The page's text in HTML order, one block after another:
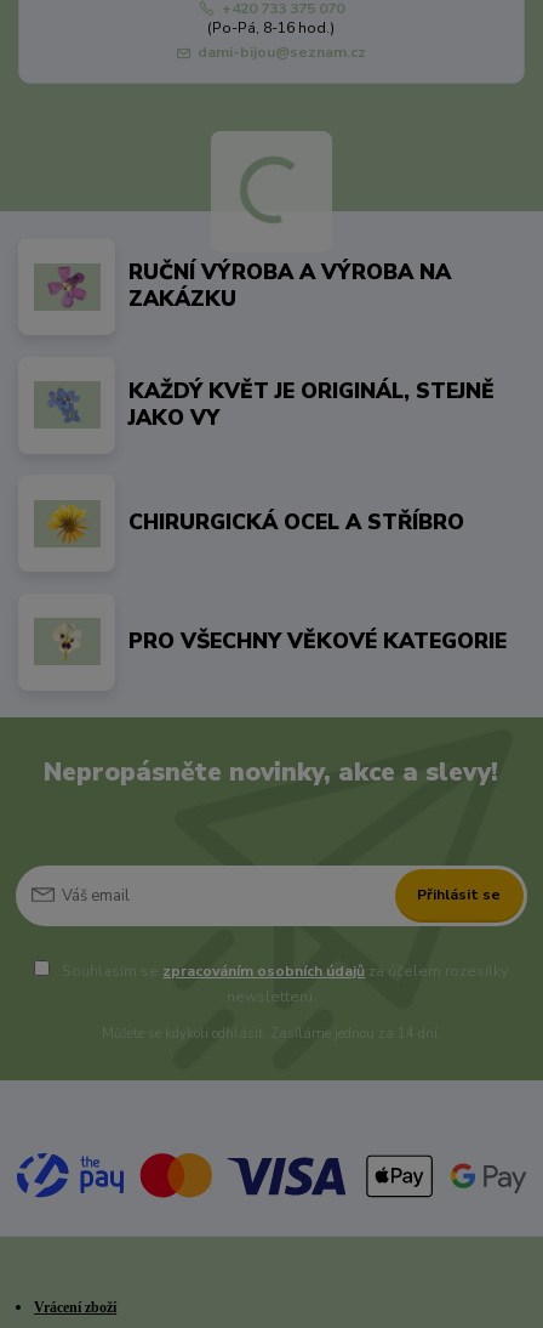
+420 733 375 070
(Po-Pá, 8-16 hod.)
dami-bijou@seznam.cz
RUČNÍ VÝROBA A VÝROBA NA
ZAKÁZKU
KAŽDÝ KVĚT JE ORIGINÁL, STEJNĚ
JAKO VY
CHIRURGICKÁ OCEL A STŘÍBRO
PRO VŠECHNY VĚKOVÉ KATEGORIE
Nepropásněte novinky, akce a slevy!
Přihlásit se
Souhlasím se zpracováním osobních údajů za účelem rozesílky
newsletteru.
Můžete se kdykoli odhlásit. Zasíláme jednou za 14 dní.
Vrácení zboží